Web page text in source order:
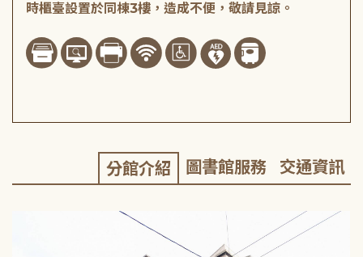
時櫃臺設置於同棟3樓，造成不便，敬請見諒。
分館介紹 圖書館服務 交通資訊